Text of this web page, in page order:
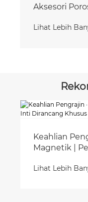
Aksesori
Lihat Lebih
Keahlian
Magnetik |
Andal
Lihat Lebih